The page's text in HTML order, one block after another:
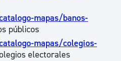
mapas/banos-
públicos
mapas/colegios-
electorales